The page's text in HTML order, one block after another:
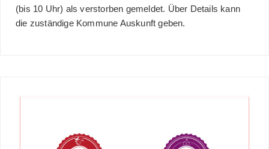
(bis 10 Uhr) als verstorben gemeldet. Über Details kann
die zuständige Kommune Auskunft geben.